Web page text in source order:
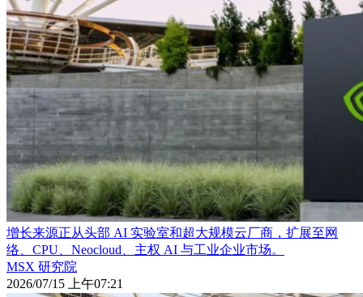
增长来源正从头部 AI 实验室和超大规模云厂商，扩展至网
络、CPU、Neocloud、主权 AI 与工业企业市场。
MSX 研究院
2026/07/15 上午07:21